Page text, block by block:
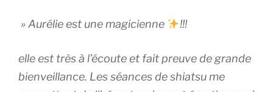
» Aurélie est une magicienne !!!
elle est très à l’écoute et fait preuve de grande
bienveillance. Les séances de shiatsu me